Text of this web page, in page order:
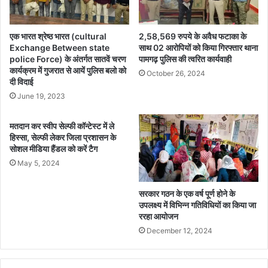
हू
को
मि
ला
लै
प
टॉ
प
म
के
वि
रु
द्ध
जा
ग
रू
ता
का
र्य
क्र
एक भारत श्रेष्ठ भारत (cultural
Exchange Between state
police Force) के अंतर्गत सातवें चरण
कार्यक्रम में गुजरात से आयें पुलिस बलो को
दी विदाई
June 19, 2023
2,58,569 रुपये के अवैध फटाका के
साथ 02 आरोपियों को किया गिरफ्तार थाना
पामगढ़ पुलिस की त्वरित कार्यवाही
October 26, 2024
मतदान कर स्वीप सेल्फी कॉन्टेस्ट में ले
हिस्सा, सेल्फी लेकर जिला प्रशासन के
सोशल मीडिया हैंडल को करें टैग
May 5, 2024
सरकार गठन के एक वर्ष पूर्ण होने के
उपलक्ष्य में विभिन्न गतिविधियों का किया जा
ररहा आयोजन
December 12, 2024